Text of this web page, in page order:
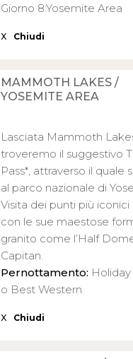
Giorno 8:Yosemite Area
X Chiudi
MAMMOTH LAKES /
YOSEMITE AREA
Lasciata Mammoth
troveremo il suggestivo
Pass*, attraverso il quale
al parco nazionale di
Visita dei punti più
con le sue maestose
granito come l’Half
Capitan.
Pernottamento:
o Best Western
X Chiudi